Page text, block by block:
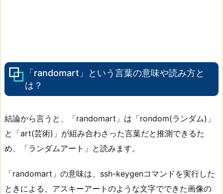
「randomart」という言葉の意味や読み方と
は？
結論から言うと、「randomart」は「rondom(ランダム)」
と「art(芸術)」が組み合わさった言葉だと推測できるた
め、「ランダムアート」と読みます。
「randomart」の意味は、ssh-keygenコマンドを実行した
ときによる、アスキーアートのような文字でできた画像の